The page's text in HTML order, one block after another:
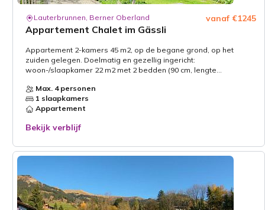
Lauterbrunnen, Berner Oberland
Appartement Chalet im Gässli
vanaf €1245
Appartement 2-kamers 45 m2, op de begane grond, op het
zuiden gelegen. Doelmatig en gezellig ingericht:
woon-/slaapkamer 22 m2 met 2 bedden (90 cm, lengte...
Max. 4 personen
1 slaapkamers
Appartement
Bekijk verblijf